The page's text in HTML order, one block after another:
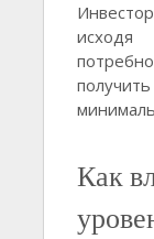
исходя
Как